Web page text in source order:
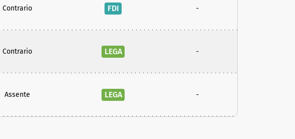
Contrario FDI -
Contrario LEGA -
Assente LEGA -